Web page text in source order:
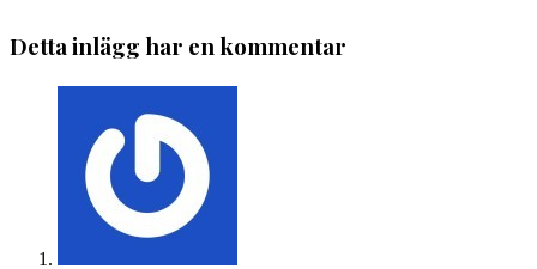
Detta inlägg har en kommentar